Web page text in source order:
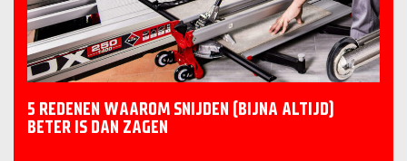
5 REDENEN WAAROM SNIJDEN (BIJNA ALTIJD)
BETER IS DAN ZAGEN